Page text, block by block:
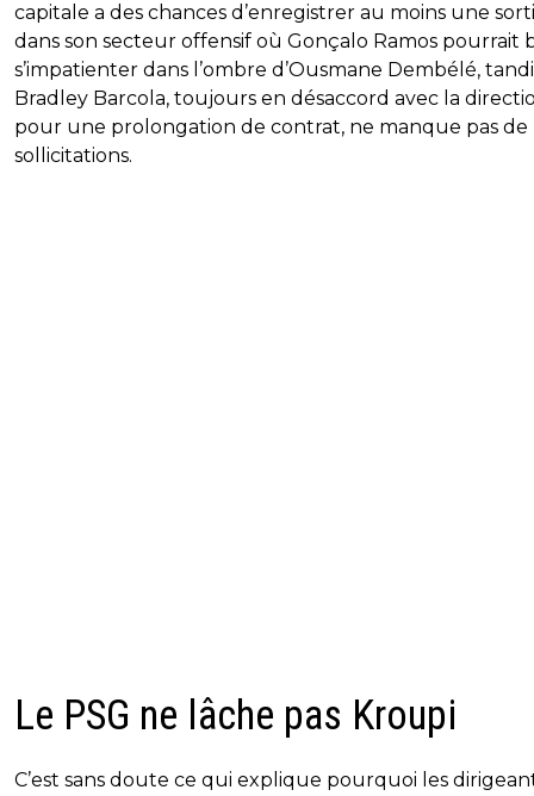
capitale a des chances d’enregistrer au moins une
dans son secteur offensif où Gonçalo Ramos pourrait
s’impatienter dans l’ombre d’Ousmane Dembélé,
Bradley Barcola, toujours en désaccord avec la
pour une prolongation de contrat, ne manque pas de
sollicitations.
Le PSG ne lâche pas Kroupi
C’est sans doute ce qui explique pourquoi les